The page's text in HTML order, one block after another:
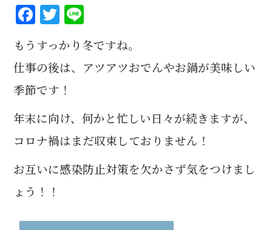
F
a
c
e
b
o
o
k
T
w
it
te
r
n
e
もうすっかり冬ですね。
仕事の後は、アツアツおでんやお鍋が美味しい
季節です！
年末に向け、何かと忙しい日々が続きますが、
コロナ禍はまだ収束しておりません！
お互いに感染防止対策を欠かさず気をつけまし
ょう！！